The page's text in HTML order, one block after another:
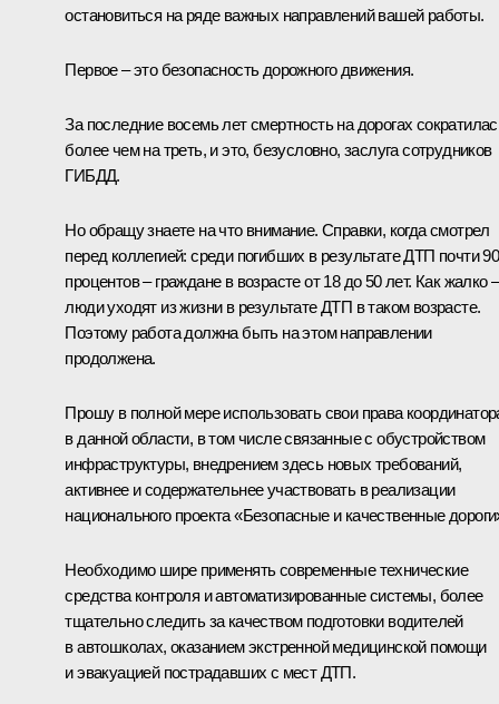
остановиться на ряде важных направлений вашей работы.
Первое – это безопасность дорожного движения.
За последние восемь лет смертность на дорогах
более чем на треть, и это, безусловно, заслуга сотрудников
ГИБДД.
Но обращу знаете на что внимание. Справки, когда смотрел
перед коллегией: среди погибших в результате ДТП почти 90
процентов – граждане в возрасте от 18 до 50 лет. Как жалко –
люди уходят из жизни в результате ДТП в таком возрасте.
Поэтому работа должна быть на этом направлении
продолжена.
Прошу в полной мере использовать свои права
в данной области, в том числе связанные с обустройством
инфраструктуры, внедрением здесь новых требований,
активнее и содержательнее участвовать в реализации
национального проекта «Безопасные и качественные
Необходимо шире применять современные технические
средства контроля и автоматизированные системы, более
тщательно следить за качеством подготовки водителей
в автошколах, оказанием экстренной медицинской помощи
и эвакуацией пострадавших с мест ДТП.